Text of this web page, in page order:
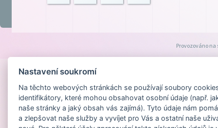
Provozováno
Nastavení soukromí
Na těchto webových stránkách se používají soubory
identifikátory, které mohou obsahovat osobní údaje (např.
naše stránky a jaký obsah vás zajímá). Tyto údaje nám
a zlepšovat naše služby a vyvíjet pro Vás a ostatní naše